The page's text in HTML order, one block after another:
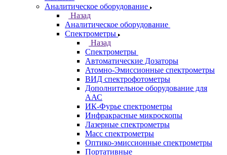
Казань
Назад
Города
Казань
Санкт-Петербург
Аналитическое оборудование
Назад
Аналитическое оборудование
Спектрометры
Назад